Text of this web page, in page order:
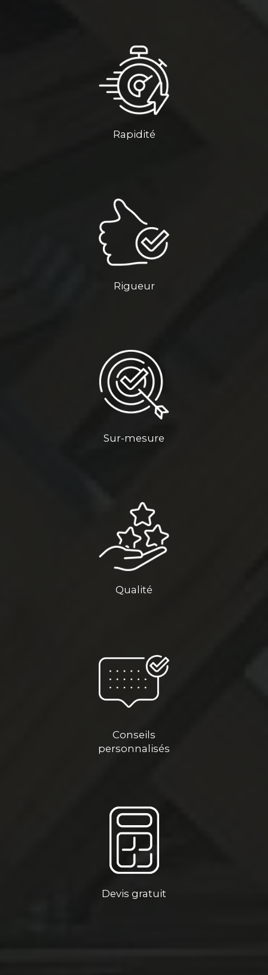
Rapidité
Rigueur
Sur-mesure
Qualité
Conseils
personnalisés
Devis gratuit